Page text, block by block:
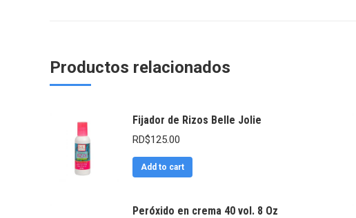
Productos relacionados
Fijador de Rizos Belle Jolie
RD$125.00
Add to cart
Peróxido en crema 40 vol. 8 Oz